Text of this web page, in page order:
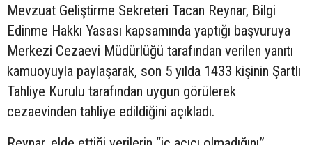
Mevzuat Geliştirme Sekreteri Tacan Reynar, Bilgi
Edinme Hakkı Yasası kapsamında yaptığı başvuruya
Merkezi Cezaevi Müdürlüğü tarafından verilen yanıtı
kamuoyuyla paylaşarak, son 5 yılda 1433 kişinin Şartlı
Tahliye Kurulu tarafından uygun görülerek
cezaevinden tahliye edildiğini açıkladı.